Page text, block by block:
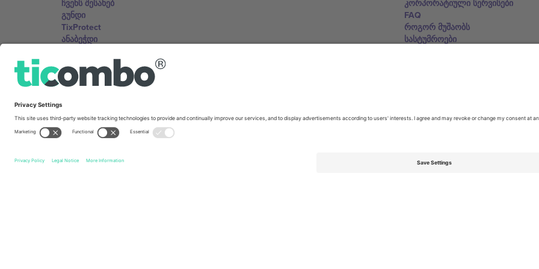
ჩვენს შესახებ
გუნდი
TixProtect
ანაბეჭდი
აფილირების პროგრამა
კორპორატიული სერვისები
FAQ
როგორ მუშაობს
სასტუმროები